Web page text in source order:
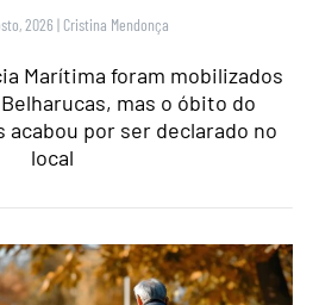
2026 | Cristina Mendonça
Marítima foram mobilizados
mas o óbito do
acabou por ser declarado no
local